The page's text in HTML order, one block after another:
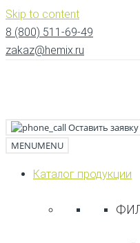
Skip to content
8 (800) 511-69-49
zakaz@hemix.ru
Оставить заявку
MENUMENU
Каталог продукции